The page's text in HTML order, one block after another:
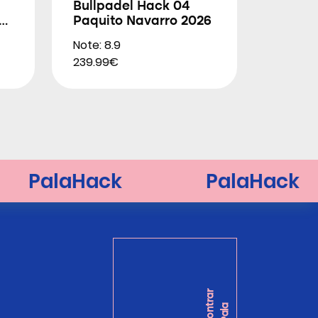
Bullpadel Hack 04
Paquito Navarro 2026
Note: 8.9
239.99€